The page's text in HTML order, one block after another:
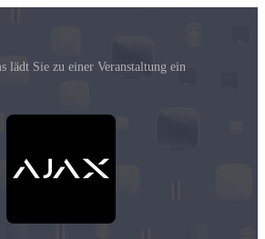
lädt Sie zu einer Veranstaltung ein